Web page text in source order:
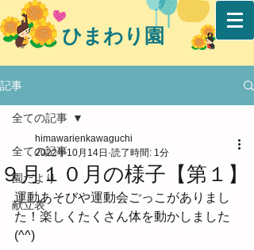
ひまわり園
記事
全ての記事
園だより
献立表
全ての記事
９月１０月の様子【第１】
himawarienkawaguchi
2022年10月14日 読了時間: 1分
運動あそびや運動会ごっこがありまし
た！楽しくたくさん体を動かしました
(^^)